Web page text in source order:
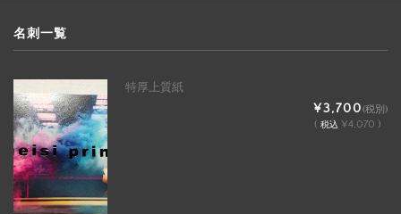
名刺一覧
特厚上質紙
¥3,700(税別)
( 税込 ¥4,070 )